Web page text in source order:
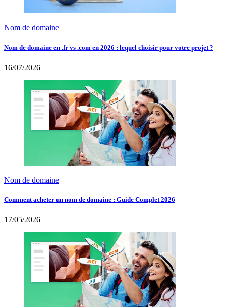
Nom de domaine
Nom de domaine en .fr vs .com en 2026 : lequel choisir pour votre projet ?
16/07/2026
Nom de domaine
Comment acheter un nom de domaine : Guide Complet 2026
17/05/2026